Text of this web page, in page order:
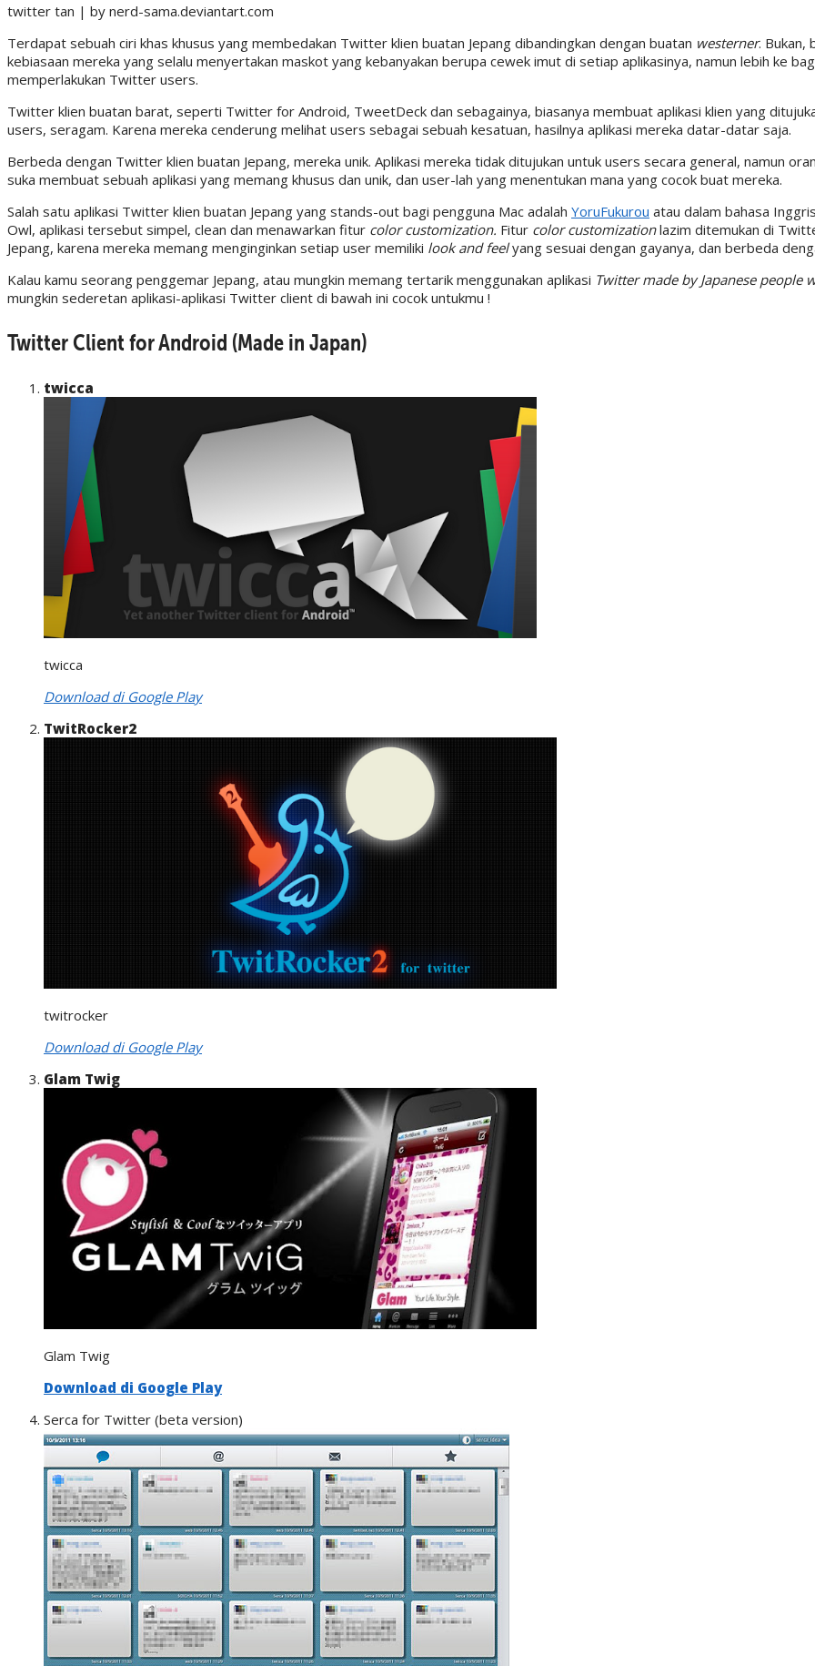
twitter tan | by nerd-sama.deviantart.com
Terdapat sebuah ciri khas khusus yang membedakan Twitter klien buatan Jepang dibandingkan dengan buatan westerner. Bukan,
kebiasaan mereka yang selalu menyertakan maskot yang kebanyakan berupa cewek imut di setiap aplikasinya, namun lebih ke
memperlakukan Twitter users.
Twitter klien buatan barat, seperti Twitter for Android, TweetDeck dan sebagainya, biasanya membuat aplikasi klien yang
users, seragam. Karena mereka cenderung melihat users sebagai sebuah kesatuan, hasilnya aplikasi mereka datar-datar saja.
Berbeda dengan Twitter klien buatan Jepang, mereka unik. Aplikasi mereka tidak ditujukan untuk users secara general, namun
suka membuat sebuah aplikasi yang memang khusus dan unik, dan user-lah yang menentukan mana yang cocok buat mereka.
Salah satu aplikasi Twitter klien buatan Jepang yang stands-out bagi pengguna Mac adalah YoruFukurou atau dalam bahasa
Owl, aplikasi tersebut simpel, clean dan menawarkan fitur color customization. Fitur color customizationlazim ditemukan di
Jepang, karena mereka memang menginginkan setiap user memiliki look and feelyang sesuai dengan gayanya, dan berbeda
Kalau kamu seorang penggemar Jepang, atau mungkin memang tertarik menggunakan aplikasi Twitter made by Japanese people
mungkin sederetan aplikasi-aplikasi Twitter client di bawah ini cocok untukmu !
Twitter Client for Android (Made in Japan)
twicca
twicca
Download di Google Play
TwitRocker2
twitrocker
Download di Google Play
Glam Twig
Glam Twig
Download di Google Play
Serca for Twitter (beta version)